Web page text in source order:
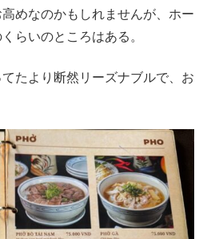
めなのかもしれませんが、ホー
らいのところはある。
たより断然リーズナブルで、お